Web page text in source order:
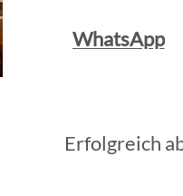
WhatsApp
Erfolgreich